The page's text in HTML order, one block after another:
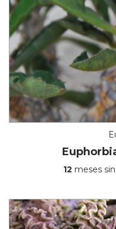
12 meses